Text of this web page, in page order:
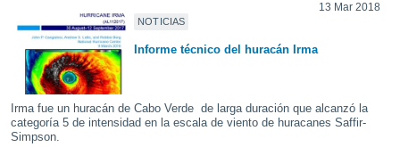
y
forma
digital
basada
NOTICIAS
13 Mar 2018
Informe técnico del huracán Irma
Irma fue un huracán de Cabo Verde de larga duración que alcanzó la
categoría 5 de intensidad en la escala de viento de huracanes Saffir-
Simpson.